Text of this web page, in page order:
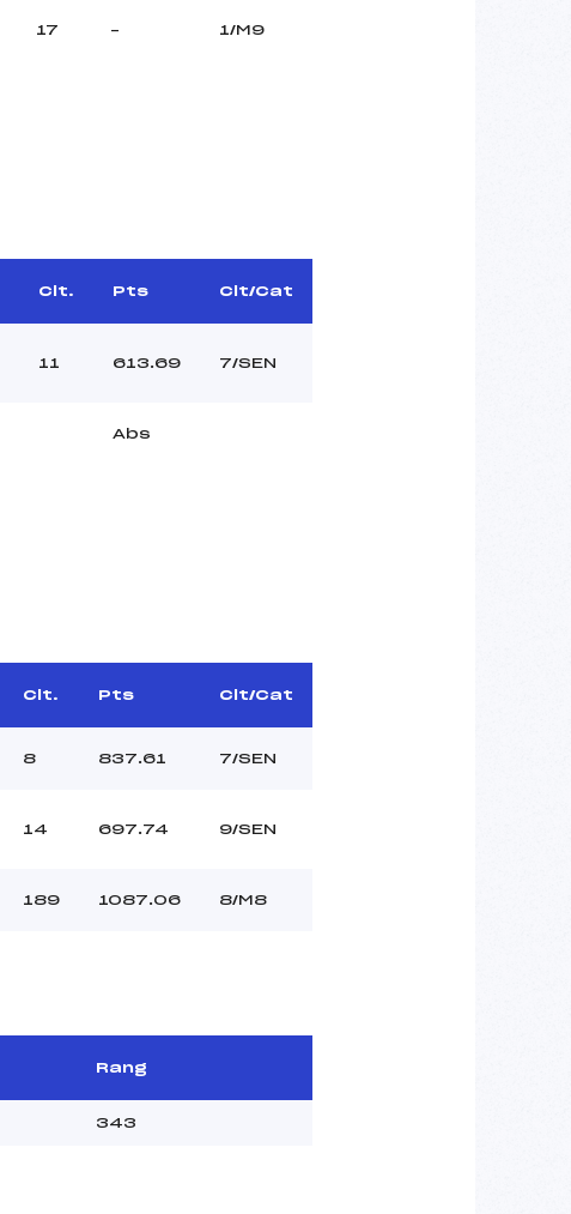
17 – 1/M9
Clt. Pts Clt/Cat
11 613.69 7/SEN
Abs
Clt. Pts Clt/Cat
8 837.61 7/SEN
14 697.74 9/SEN
189 1087.06 8/M8
Rang
343